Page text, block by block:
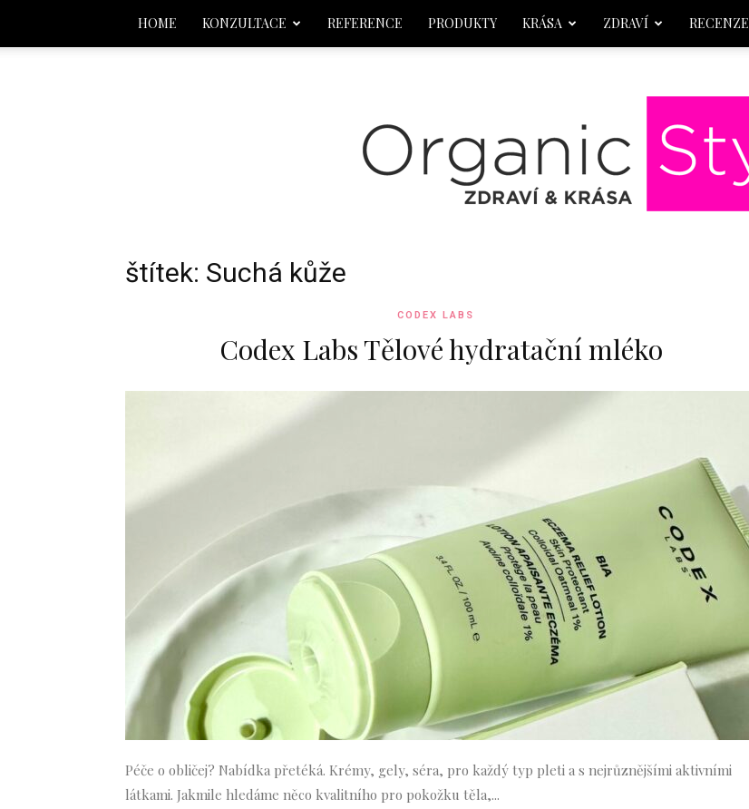
HOME KONZULTACE REFERENCE PRODUKTY KRÁSA ZDRAVÍ RECENZE
štítek: Suchá kůže
CODEX LABS
Codex Labs Tělové hydratační mléko
Péče o obličej? Nabídka přetéká. Krémy, gely, séra, pro každý typ pleti a s nejrůznějšími aktivními
látkami. Jakmile hledáme něco kvalitního pro pokožku těla,...